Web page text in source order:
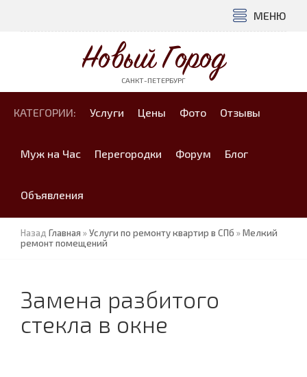
МЕНЮ
Новый Город
САНКТ-ПЕТЕРБУРГ
КАТЕГОРИИ: Услуги Цены Фото Отзывы
Муж на Час Перегородки Форум Блог
Объявления
Назад Главная »Услуги по ремонту квартир в СПб »Мелкий
ремонт помещений
Замена разбитого
стекла в окне